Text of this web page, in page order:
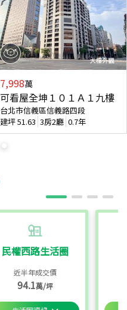
民權西路生活圈
近半年成交價
94.1萬/坪
7,998萬
可看屋全坤１０１Ａ１九樓
台北市信義區信義路四段
建坪51.63 3房2廳 0.7年